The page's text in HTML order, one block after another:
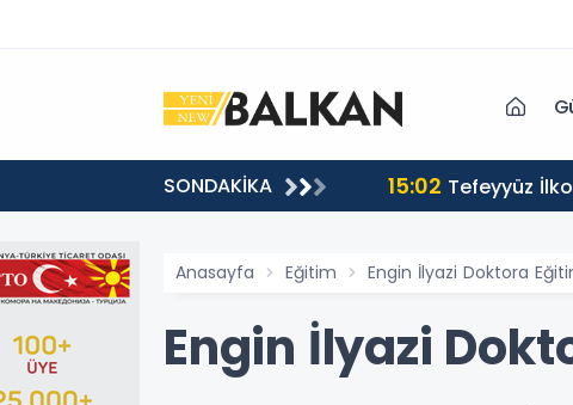
SONDAKİKA 15:02 Tefeyyüz
Anasayfa Eğitim Engin İlyazi Doktora
Engin İlyazi